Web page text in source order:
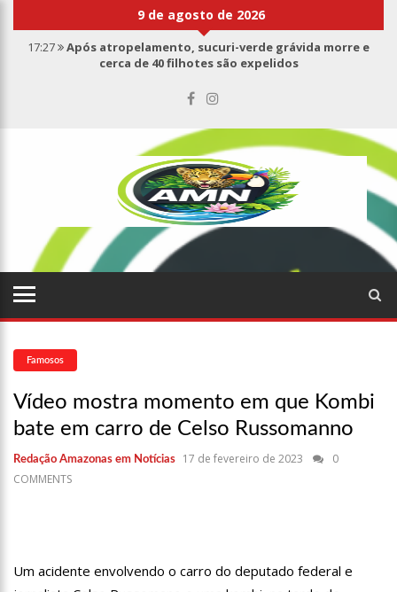
9 de agosto de 2026
17:27
Após atropelamento, sucuri-verde grávida morre e
cerca de 40 filhotes são expelidos
suspeita de botulismo
Saiba quem é Mazinho da Ecobarreira, candidato a vereador
de Manaus (vídeo)
Consumidores denunciam falta de preços em produtos e até
mau cheiro em freezer de supermercado na Cidade Nova
Justiça proíbe ex-prefeito de chegar perto de prefeita de
Nhamundá, no AM
15:01
Carro envolvido em acidente fatal pertencia a Wanderley
13:43
07:21 Grave explosão em clube de tiro deixa quatro vítimas fatais
18:42 Preço médio da gasolina registra queda e vai a R$ 5,04 no
17:36 Prefeitura de Manaus recupera praça da Saudade e
fortalece patrimônio histórico amazonense
jurídica de Lula contra Bolsonaro
10:07 SSP-AM vistoria construção do Canil do Corpo de Bombeiros
09:06 David Almeida desce de carro na Boulevard e reafirma apoio
para Hissa Abrahão: ‘meu deputado federal’
Famosos
Vídeo mostra momento em que Kombi
bate em carro de Celso Russomanno
Redação Amazonas em Notícias 17 de fevereiro de 2023
0
COMMENTS
Um acidente envolvendo o carro do deputado federal e